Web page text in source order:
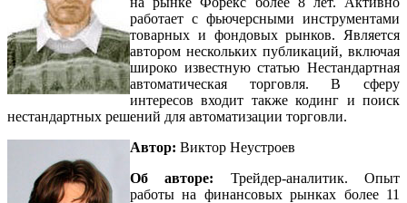
работает с фьючерсными инструментами
товарных и фондовых рынков. Является
автором нескольких публикаций, включая
широко известную статью Нестандартная
автоматическая торговля. В сферу
интересов входит также кодинг и поиск
нестандартных решений для автоматизации торговли.
Автор: Виктор Неустроев
Об авторе: Трейдер-аналитик. Опыт
работы на финансовых рынках более 11